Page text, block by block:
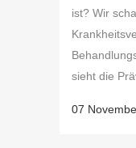
ist? Wir
sieht die
07